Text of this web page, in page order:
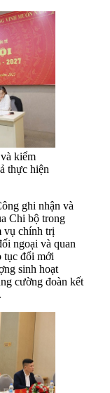
kiểm
thực hiện
ghi nhận và
Chi bộ trong
vụ chính trị
ngoại và quan
tục đổi mới
sinh hoạt
cường đoàn kết